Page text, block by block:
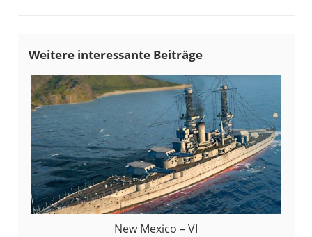
New Mexico – VI